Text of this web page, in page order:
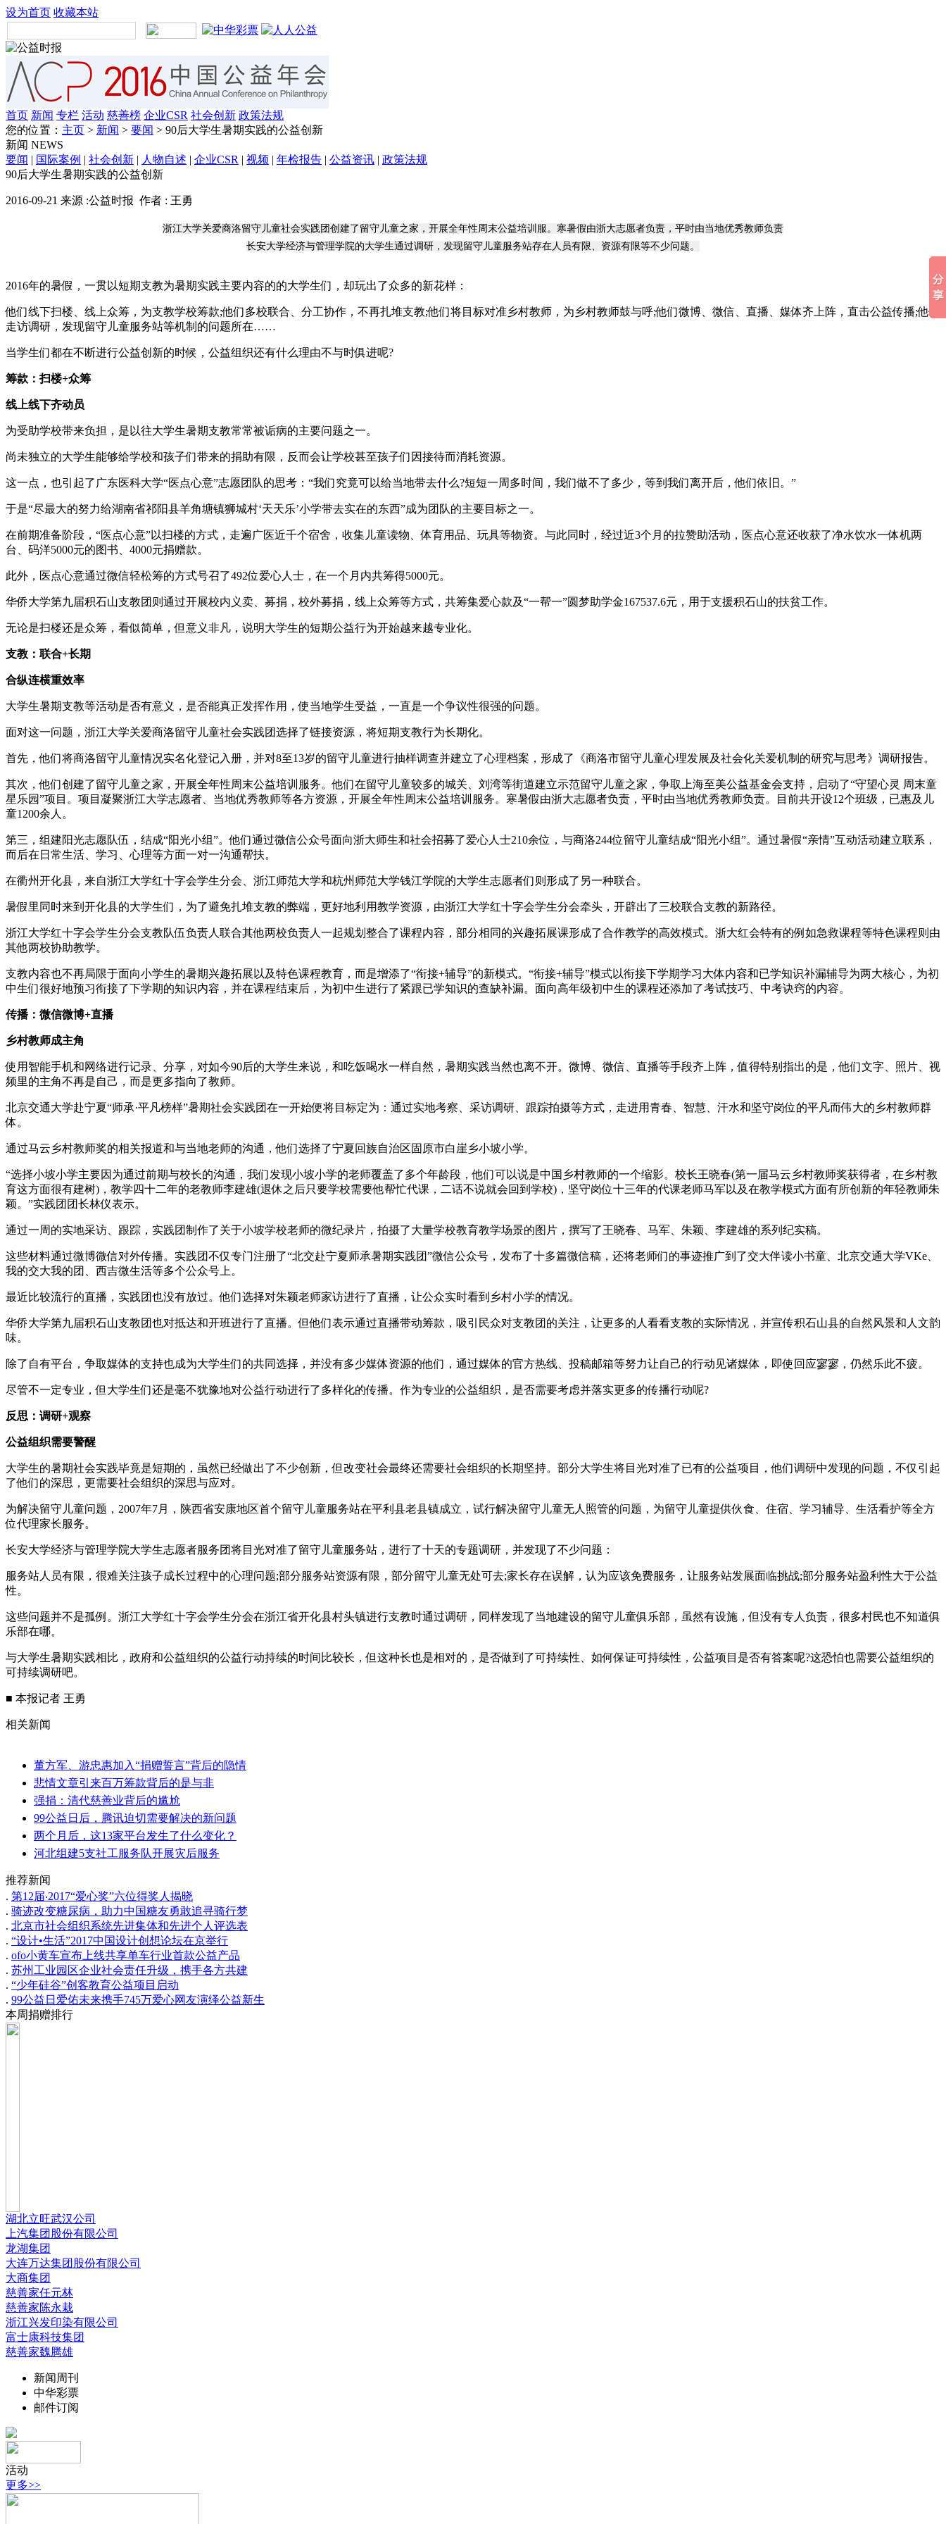
设为首页 收藏本站
首页 新闻 专栏 活动 慈善榜 企业CSR 社会创新 政策法规
您的位置： 主页 > 新闻 > 要闻 > 90后大学生暑期实践的公益创新
新闻 NEWS
要闻 | 国际案例 | 社会创新 | 人物自述 | 企业CSR | 视频 | 年检报告 | 公益资讯 | 政策法规
90后大学生暑期实践的公益创新
2016-09-21 来源 :公益时报 作者 : 王勇
浙江大学关爱商洛留守儿童社会实践团创建了留守儿童之家，开展全年性周末公益培训服。寒暑假由浙大志愿者负责，平时由当地优秀教师负责
长安大学经济与管理学院的大学生通过调研，发现留守儿童服务站存在人员有限、资源有限等不少问题。
2016年的暑假，一贯以短期支教为暑期实践主要内容的的大学生们，却玩出了众多的新花样：
他们线下扫楼、线上众筹，为支教学校筹款;他们多校联合、分工协作，不再扎堆支教;他们将目标对准乡村教师，为乡村教师鼓与呼;他们微博、微信、直播、媒体齐上阵，直击公益传播;他们
走访调研，发现留守儿童服务站等机制的问题所在……
当学生们都在不断进行公益创新的时候，公益组织还有什么理由不与时俱进呢?
筹款：扫楼+众筹
线上线下齐动员
为受助学校带来负担，是以往大学生暑期支教常常被诟病的主要问题之一。
尚未独立的大学生能够给学校和孩子们带来的捐助有限，反而会让学校甚至孩子们因接待而消耗资源。
这一点，也引起了广东医科大学“医点心意”志愿团队的思考：“我们究竟可以给当地带去什么?短短一周多时间，我们做不了多少，等到我们离开后，他们依旧。”
于是“尽最大的努力给湖南省祁阳县羊角塘镇狮城村‘天天乐’小学带去实在的东西”成为团队的主要目标之一。
在前期准备阶段，“医点心意”以扫楼的方式，走遍广医近千个宿舍，收集儿童读物、体育用品、玩具等物资。与此同时，经过近3个月的拉赞助活动，医点心意还收获了净水饮水一体机两
台、码洋5000元的图书、4000元捐赠款。
此外，医点心意通过微信轻松筹的方式号召了492位爱心人士，在一个月内共筹得5000元。
华侨大学第九届积石山支教团则通过开展校内义卖、募捐，校外募捐，线上众筹等方式，共筹集爱心款及“一帮一”圆梦助学金167537.6元，用于支援积石山的扶贫工作。
无论是扫楼还是众筹，看似简单，但意义非凡，说明大学生的短期公益行为开始越来越专业化。
支教：联合+长期
合纵连横重效率
大学生暑期支教等活动是否有意义，是否能真正发挥作用，使当地学生受益，一直是一个争议性很强的问题。
面对这一问题，浙江大学关爱商洛留守儿童社会实践团选择了链接资源，将短期支教行为长期化。
首先，他们将商洛留守儿童情况实名化登记入册，并对8至13岁的留守儿童进行抽样调查并建立了心理档案，形成了《商洛市留守儿童心理发展及社会化关爱机制的研究与思考》调研报告。
其次，他们创建了留守儿童之家，开展全年性周末公益培训服务。他们在留守儿童较多的城关、刘湾等街道建立示范留守儿童之家，争取上海至美公益基金会支持，启动了“守望心灵 周末童
星乐园”项目。项目凝聚浙江大学志愿者、当地优秀教师等各方资源，开展全年性周末公益培训服务。寒暑假由浙大志愿者负责，平时由当地优秀教师负责。目前共开设12个班级，已惠及儿
童1200余人。
第三，组建阳光志愿队伍，结成“阳光小组”。他们通过微信公众号面向浙大师生和社会招募了爱心人士210余位，与商洛244位留守儿童结成“阳光小组”。通过暑假“亲情”互动活动建立联系，
而后在日常生活、学习、心理等方面一对一沟通帮扶。
在衢州开化县，来自浙江大学红十字会学生分会、浙江师范大学和杭州师范大学钱江学院的大学生志愿者们则形成了另一种联合。
暑假里同时来到开化县的大学生们，为了避免扎堆支教的弊端，更好地利用教学资源，由浙江大学红十字会学生分会牵头，开辟出了三校联合支教的新路径。
浙江大学红十字会学生分会支教队伍负责人联合其他两校负责人一起规划整合了课程内容，部分相同的兴趣拓展课形成了合作教学的高效模式。浙大红会特有的例如急救课程等特色课程则由
其他两校协助教学。
支教内容也不再局限于面向小学生的暑期兴趣拓展以及特色课程教育，而是增添了“衔接+辅导”的新模式。“衔接+辅导”模式以衔接下学期学习大体内容和已学知识补漏辅导为两大核心，为初
中生们很好地预习衔接了下学期的知识内容，并在课程结束后，为初中生进行了紧跟已学知识的查缺补漏。面向高年级初中生的课程还添加了考试技巧、中考诀窍的内容。
传播：微信微博+直播
乡村教师成主角
使用智能手机和网络进行记录、分享，对如今90后的大学生来说，和吃饭喝水一样自然，暑期实践当然也离不开。微博、微信、直播等手段齐上阵，值得特别指出的是，他们文字、照片、视
频里的主角不再是自己，而是更多指向了教师。
北京交通大学赴宁夏“师承·平凡榜样”暑期社会实践团在一开始便将目标定为：通过实地考察、采访调研、跟踪拍摄等方式，走进用青春、智慧、汗水和坚守岗位的平凡而伟大的乡村教师群
体。
通过马云乡村教师奖的相关报道和与当地老师的沟通，他们选择了宁夏回族自治区固原市白崖乡小坡小学。
“选择小坡小学主要因为通过前期与校长的沟通，我们发现小坡小学的老师覆盖了多个年龄段，他们可以说是中国乡村教师的一个缩影。校长王晓春(第一届马云乡村教师奖获得者，在乡村教
育这方面很有建树)，教学四十二年的老教师李建雄(退休之后只要学校需要他帮忙代课，二话不说就会回到学校)，坚守岗位十三年的代课老师马军以及在教学模式方面有所创新的年轻教师朱
颖。”实践团团长林仪表示。
通过一周的实地采访、跟踪，实践团制作了关于小坡学校老师的微纪录片，拍摄了大量学校教育教学场景的图片，撰写了王晓春、马军、朱颖、李建雄的系列纪实稿。
这些材料通过微博微信对外传播。实践团不仅专门注册了“北交赴宁夏师承暑期实践团”微信公众号，发布了十多篇微信稿，还将老师们的事迹推广到了交大伴读小书童、北京交通大学VKe、
我的交大我的团、西吉微生活等多个公众号上。
最近比较流行的直播，实践团也没有放过。他们选择对朱颖老师家访进行了直播，让公众实时看到乡村小学的情况。
华侨大学第九届积石山支教团也对抵达和开班进行了直播。但他们表示通过直播带动筹款，吸引民众对支教团的关注，让更多的人看看支教的实际情况，并宣传积石山县的自然风景和人文韵
味。
除了自有平台，争取媒体的支持也成为大学生们的共同选择，并没有多少媒体资源的他们，通过媒体的官方热线、投稿邮箱等努力让自己的行动见诸媒体，即使回应寥寥，仍然乐此不疲。
尽管不一定专业，但大学生们还是毫不犹豫地对公益行动进行了多样化的传播。作为专业的公益组织，是否需要考虑并落实更多的传播行动呢?
反思：调研+观察
公益组织需要警醒
大学生的暑期社会实践毕竟是短期的，虽然已经做出了不少创新，但改变社会最终还需要社会组织的长期坚持。部分大学生将目光对准了已有的公益项目，他们调研中发现的问题，不仅引起
了他们的深思，更需要社会组织的深思与应对。
为解决留守儿童问题，2007年7月，陕西省安康地区首个留守儿童服务站在平利县老县镇成立，试行解决留守儿童无人照管的问题，为留守儿童提供伙食、住宿、学习辅导、生活看护等全方
位代理家长服务。
长安大学经济与管理学院大学生志愿者服务团将目光对准了留守儿童服务站，进行了十天的专题调研，并发现了不少问题：
服务站人员有限，很难关注孩子成长过程中的心理问题;部分服务站资源有限，部分留守儿童无处可去;家长存在误解，认为应该免费服务，让服务站发展面临挑战;部分服务站盈利性大于公益
性。
这些问题并不是孤例。浙江大学红十字会学生分会在浙江省开化县村头镇进行支教时通过调研，同样发现了当地建设的留守儿童俱乐部，虽然有设施，但没有专人负责，很多村民也不知道俱
乐部在哪。
与大学生暑期实践相比，政府和公益组织的公益行动持续的时间比较长，但这种长也是相对的，是否做到了可持续性、如何保证可持续性，公益项目是否有答案呢?这恐怕也需要公益组织的
可持续调研吧。
■ 本报记者 王勇
相关新闻
董方军、游忠惠加入“捐赠誓言”背后的隐情
悲情文章引来百万筹款背后的是与非
强捐：清代慈善业背后的尴尬
99公益日后，腾讯迫切需要解决的新问题
两个月后，这13家平台发生了什么变化？
河北组建5支社工服务队开展灾后服务
推荐新闻
. 第12届‧2017“爱心奖”六位得奖人揭晓
. 骑迹改变糖尿病，助力中国糖友勇敢追寻骑行梦
. 北京市社会组织系统先进集体和先进个人评选表
. “设计•生活”2017中国设计创想论坛在京举行
. ofo小黄车宣布上线共享单车行业首款公益产品
. 苏州工业园区企业社会责任升级，携手各方共建
. “少年硅谷”创客教育公益项目启动
. 99公益日爱佑未来携手745万爱心网友演绎公益新生
本周捐赠排行
湖北立旺武汉公司
上汽集团股份有限公司
龙湖集团
大连万达集团股份有限公司
大商集团
慈善家任元林
慈善家陈永栽
浙江兴发印染有限公司
富士康科技集团
慈善家魏腾雄
新闻周刊
中华彩票
邮件订阅
活动
更多>>